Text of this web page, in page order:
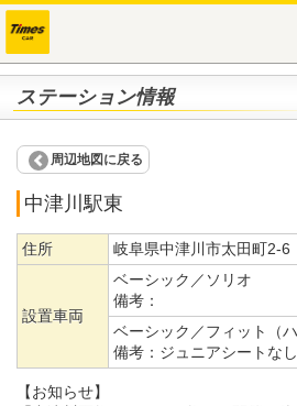
ステーション情報
周辺地図に戻る
中津川駅東
住所 岐阜県中津川市太田町2-6
設置車両
ベーシック／ソリオ
備考：
ベーシック／フィット（ハ
備考： ジュニアシートなし
【お知らせ】